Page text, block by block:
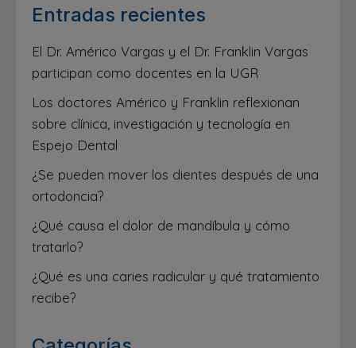
Entradas recientes
El Dr. Américo Vargas y el Dr. Franklin Vargas
participan como docentes en la UGR
Los doctores Américo y Franklin reflexionan
sobre clínica, investigación y tecnología en
Espejo Dental
¿Se pueden mover los dientes después de una
ortodoncia?
¿Qué causa el dolor de mandíbula y cómo
tratarlo?
¿Qué es una caries radicular y qué tratamiento
recibe?